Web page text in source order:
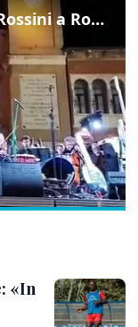
Il concerto dedicato al gatto Rossini a Rovigo: ecco un estratto
«In